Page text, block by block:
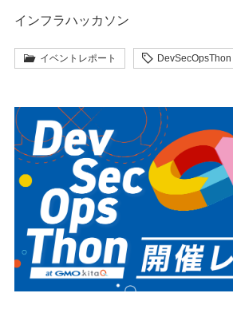
インフラハッカソン
イベントレポート DevSecOpsThon